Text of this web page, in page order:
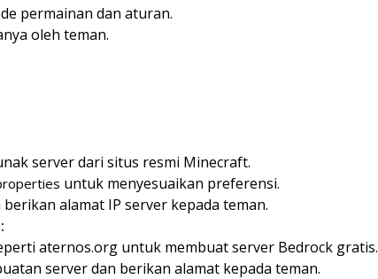
permainan dan aturan.
oleh teman.
server dari situs resmi Minecraft.
untuk menyesuaikan preferensi.
berikan alamat IP server kepada teman.
aternos.org untuk membuat server Bedrock gratis.
server dan berikan alamat kepada teman.